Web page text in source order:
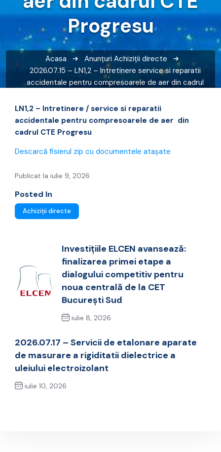
Progresu
Acasa Anunțuri Achiziții directe
2026.07.15 – LN1,2 – Intretinere service si reparatii
accidentale pentru compresoarele de aer din cadrul
LN1,2 – Intretinere / service si reparatii
accidentale pentru compresoarele de aer din
cadrul CTE Progresu
Descarcă fisierul zip cu documentele atașate
Publicat la iulie 9, 2026
Posted In
Achiziții directe
Investițiile ELCEN avansează:
finalizarea primei etape a
dialogului competitiv pentru
noua centrală de la CET
București Sud
iulie 8, 2026
2026.07.17 – Servicii de etalonare aparate
de masurare a rigiditatii dielectrice a
uleiului electroizolant
iulie 10, 2026